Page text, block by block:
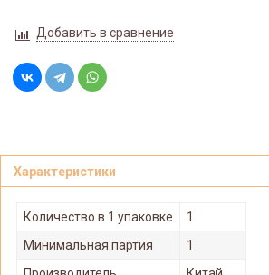
Добавить в сравнение
Характеристики
Количество в 1 упаковке
1
Минимальная партия
1